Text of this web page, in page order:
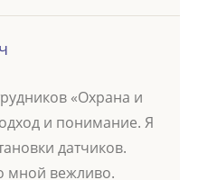
«Охрана и
и понимание. Я
датчиков.
мной вежливо.